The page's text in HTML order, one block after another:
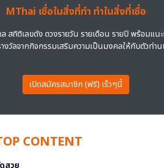
MThai เชื่อในสิ่งที่ทำ ทำในสิ่งที่เชื่อ
สถิติเลขดัง ดวงรายวัน รายเดือน รายปี พร้อมแน
งวัลจากกิจกรรมเสริมความเป็นมงคลให้กับตัวท่าน
เปิดสมัครสมาชิก (ฟรี) เร็วๆนี้
CONTENT
สวย